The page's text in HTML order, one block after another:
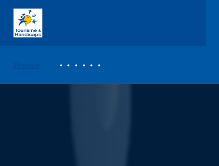
ASSOCIATION TOURISME ET HANDICAPS